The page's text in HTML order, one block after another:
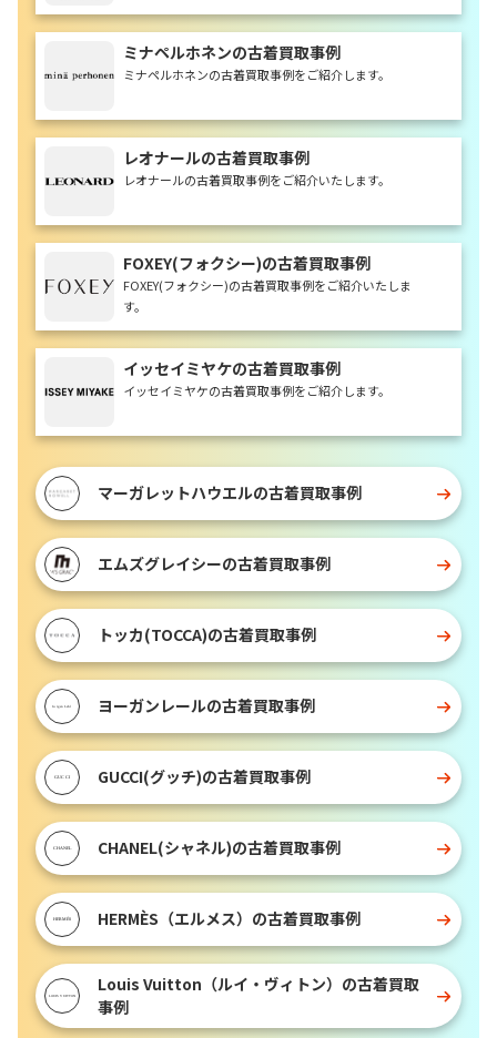
ミナペルホネンの古着買取事例
ミナペルホネンの古着買取事例をご紹介します。
レオナールの古着買取事例
レオナールの古着買取事例をご紹介いたします。
FOXEY(フォクシー)の古着買取事例
FOXEY(フォクシー)の古着買取事例をご紹介いたしま
す。
イッセイミヤケの古着買取事例
イッセイミヤケの古着買取事例をご紹介します。
マーガレットハウエルの古着買取事例
エムズグレイシーの古着買取事例
トッカ(TOCCA)の古着買取事例
ヨーガンレールの古着買取事例
GUCCI(グッチ)の古着買取事例
CHANEL(シャネル)の古着買取事例
HERMÈS（エルメス）の古着買取事例
Louis Vuitton（ルイ・ヴィトン）の古着買取
事例